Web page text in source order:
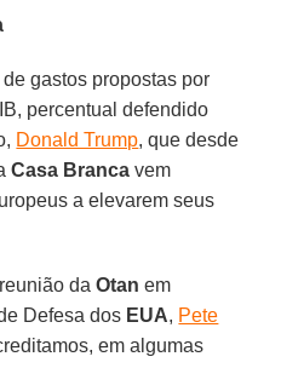
gastos propostas por
percentual defendido
Donald Trump, que desde
Casa Branca vem
a elevarem seus
daOtan em
Defesa dos EUA, Pete
em algumas